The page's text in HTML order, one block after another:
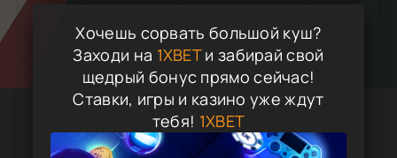
Хочешь сорвать большой куш?
Заходи на 1XBETи забирай свой
щедрый бонус прямо сейчас!
Ставки, игры и казино уже ждут
тебя! 1XBET